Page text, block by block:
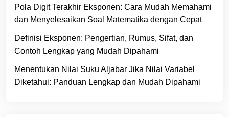
Pola Digit Terakhir Eksponen: Cara Mudah Memahami
dan Menyelesaikan Soal Matematika dengan Cepat
Definisi Eksponen: Pengertian, Rumus, Sifat, dan
Contoh Lengkap yang Mudah Dipahami
Menentukan Nilai Suku Aljabar Jika Nilai Variabel
Diketahui: Panduan Lengkap dan Mudah Dipahami